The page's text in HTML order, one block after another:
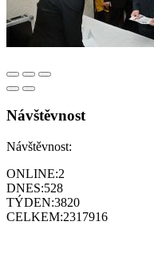
Návštěvnost
Návštěvnost:
ONLINE:2
DNES:528
TÝDEN:3820
CELKEM:2317916